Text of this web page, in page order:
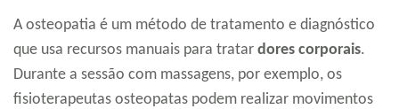
A osteopatia é um método de tratamento e diagnóstico
que usa recursos manuais para tratar dores corporais.
Durante a sessão com massagens, por exemplo, os
fisioterapeutas osteopatas podem realizar movimentos